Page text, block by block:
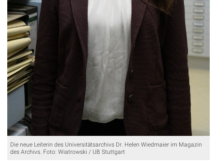
Die neue Leiterin des Universitätsarchivs Dr. Helen Wiedmaier im Magazin
des Archivs. Foto: Wiatrowski / UB Stuttgart